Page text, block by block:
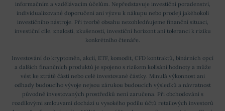
informačním a vzdělávacím účelům. Nepředstavuje investiční poradenství,
individualizované doporučení ani výzvu k nákupu nebo prodeji jakéhokoli
investičního nástroje. Při tvorbě obsahu nezohledňujeme finanční situaci,
investiční cíle, znalosti, zkušenosti, investiční horizont ani toleranci k riziku
konkrétního čtenáře.
Investování do kryptoměn, akcií, ETF, komodit, CFD kontraktů, binárních opcí
a dalších finančních produktů je spojeno s rizikem kolísání hodnoty a může
vést ke ztrátě části nebo celé investované částky. Minulá výkonnost ani
odhady budoucího vývoje nejsou zárukou budoucích výsledků a návratnost
původně investovaných prostředků není zaručena. Při obchodování s
rozdílovými smlouvami dochází u vysokého podílu účtů retailových investorů